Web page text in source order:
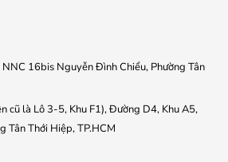
16bis Nguyễn Đình Chiểu, Phường Tân
cũ là Lô 3-5, Khu F1), Đường D4, Khu A5,
Tân Thới Hiệp, TP.HCM